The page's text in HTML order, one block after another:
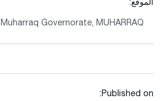
الموقع:
Muharraq Governorate, MUHARRAQ
Published on: